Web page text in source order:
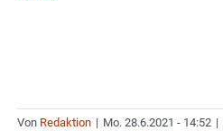
Von Redaktion | Mo. 28.6.2021 - 14:52 |